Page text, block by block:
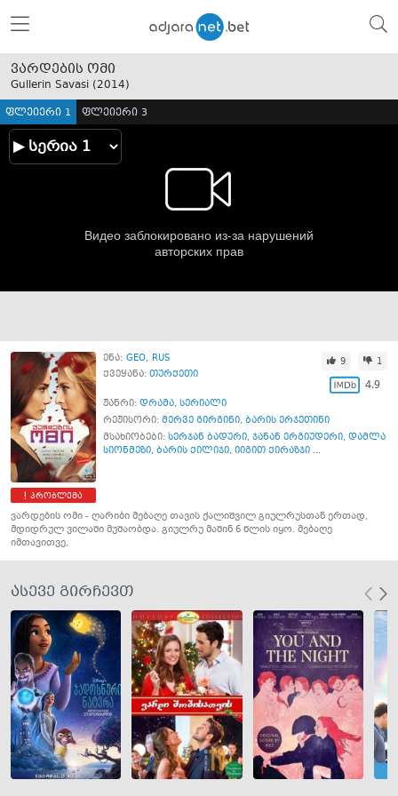
ვარდების ომი
Gullerin Savasi (2014)
ფლეიერი 1 ფლეიერი 3
პრობლემა
ენა: GEO RUS
ქვეყანა: თურქეთი
9 1
4.9
ჟანრი: დრამა, სერიალი
რეჟისორი: მერვე გირგინი, ბარის ერჯეთინი
მსახიობები: სერჯან ბადური, ჯანან ერგიუდერი, დამლა
სიონმეზი, ბარის ქილიჯი, იიგით ქირაზჯი ...
ვარდების ომი - ღარიბი მებაღე თავის ქალიშვილ გიულრუსთან ერთად,
მდიდრულ ვილაში მუშაობდა. გიულრუ მაშინ 6 წლის იყო. მებაღე
იმთავითვე,
ასევე გირჩევთ